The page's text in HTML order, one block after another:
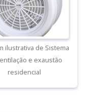
ilustrativa de Sistema
e exaustão
residencial